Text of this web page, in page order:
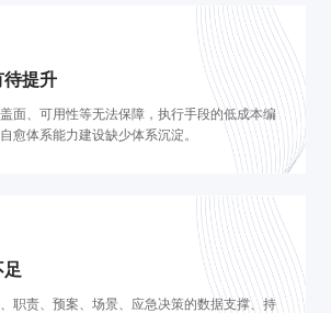
待提升
面、可用性等无法保障，执行手段的低成本编
愈体系能力建设缺少体系沉淀。
职责、预案、场景、应急决策的数据支撑、持